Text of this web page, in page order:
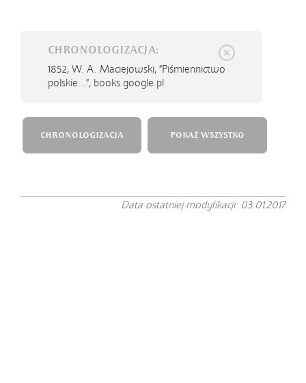
CHRONOLOGIZACJA:
1852, W. A. Maciejowski, "Piśmiennictwo
polskie...", books.google.pl
CHRONOLOGIZACJA POKAŻ WSZYSTKO
Data ostatniej modyfikacji: 03.01.2017